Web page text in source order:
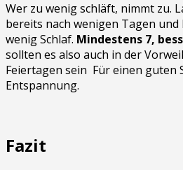
Wer zu wenig schläft, nimmt zu.
bereits nach wenigen Tagen
wenig Schlaf. Mindestens 7,
sollten es also auch in der
Feiertagen sein Für einen guten
Entspannung.
Fazit